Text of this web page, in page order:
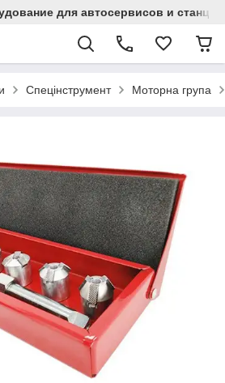
для автосервисов и
Спецінструмент Моторна група